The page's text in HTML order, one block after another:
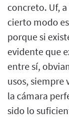
concreto. Uf,
cierto modo
porque si
evidente que
entre sí,
usos, siempre
la cámara
sido lo